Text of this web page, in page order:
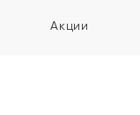
Акции